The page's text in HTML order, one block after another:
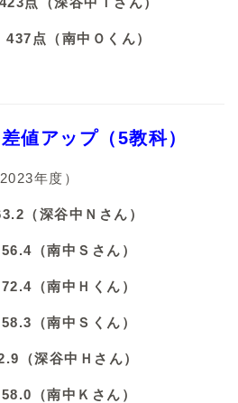
点（南中Ｏくん）
値アップ（5教科）
年度）
（深谷中Ｎさん）
（南中Ｓさん）
（南中Ｈくん）
（南中Ｓくん）
（深谷中Ｈさん）
（南中Ｋさん）